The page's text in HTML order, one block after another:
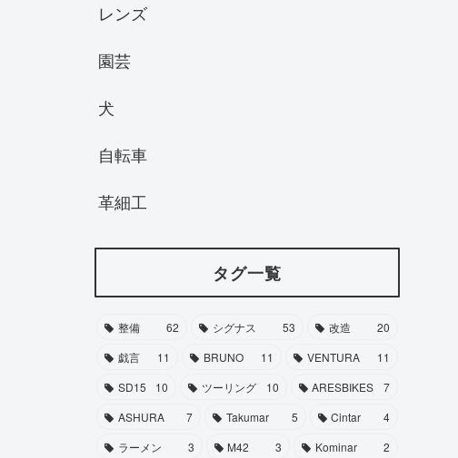
レンズ
園芸
犬
自転車
革細工
タグ一覧
整備 62 シグナス 53 改造
20
戯言
11 BRUNO 11 VENTURA
11
SD15
10 ツーリング 10 ARESBIKES
7
ASHURA
7 Takumar 5 Cintar
4
ラーメン
3 M42 3 Kominar
2